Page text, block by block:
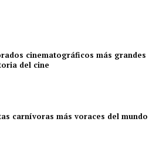
cinematográficos más grandes
del cine
carnívoras más voraces del mundo